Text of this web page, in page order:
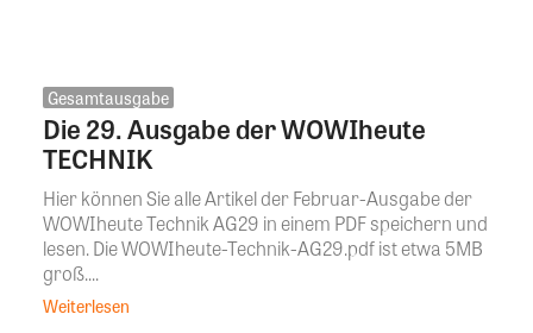
Gesamtausgabe
Die 29. Ausgabe der WOWIheute
TECHNIK
Hier können Sie alle Artikel der Februar-Ausgabe der
WOWIheute Technik AG29 in einem PDF speichern und
lesen. Die WOWIheute-Technik-AG29.pdf ist etwa 5MB
groß....
Weiterlesen